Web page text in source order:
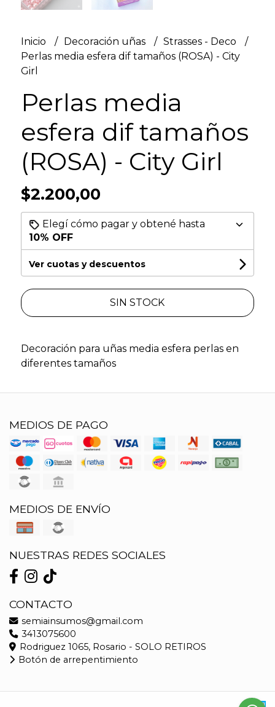
Inicio Decoración uñas
Strasses - Deco
Perlas media esfera dif tamaños (ROSA) - City
Girl
Perlas media
esfera dif tamaños
(ROSA) - City Girl
$2.200,00
Elegí cómo pagar y obtené hasta
10% OFF
Ver cuotas y descuentos
SIN STOCK
Decoración para uñas media esfera perlas en
diferentes tamaños
MEDIOS DE PAGO
MEDIOS DE ENVÍO
NUESTRAS REDES SOCIALES
CONTACTO
semiainsumos@gmail.com
3413075600
Rodriguez 1065, Rosario - SOLO RETIROS
Botón de arrepentimiento